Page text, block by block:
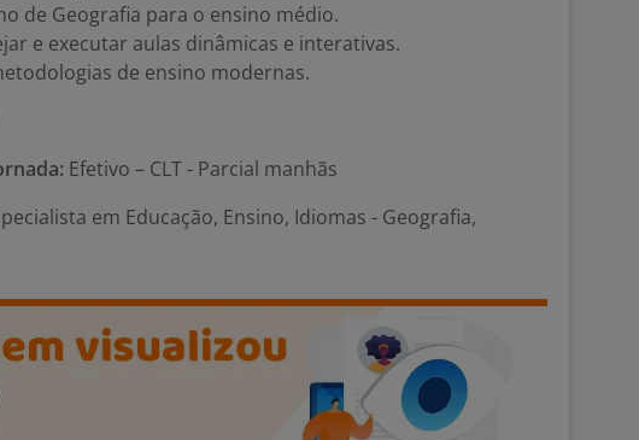
de Geografia para o ensino médio.
e executar aulas dinâmicas e interativas.
de ensino modernas.
Efetivo – CLT - Parcial manhãs
em Educação, Ensino, Idiomas - Geografia,